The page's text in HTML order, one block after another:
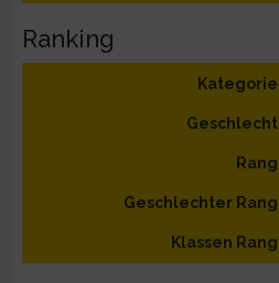
Ranking
Kategorie
Geschlecht
Rang
Geschlechter Rang
Klassen Rang